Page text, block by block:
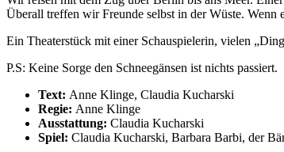
Überall treffen wir Freunde selbst in der Wüste.
Ein Theaterstück mit einer Schauspielerin, vielen
P.S: Keine Sorge den Schneegänsen ist nichts passiert.
Text: Anne Klinge, Claudia Kucharski
Regie: Anne Klinge
Ausstattung: Claudia Kucharski
Spiel: Claudia Kucharski, Barbara Barbi, der